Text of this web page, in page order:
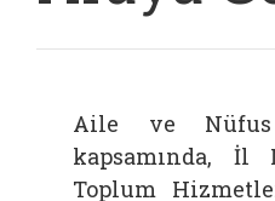
Aile ve
kapsamında,
Toplum